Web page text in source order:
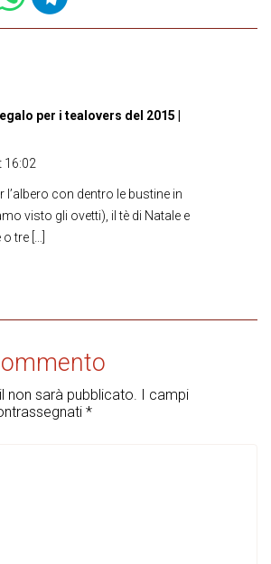
per i tealovers del 2015 |
16:02
l’albero con dentro le bustine in
visto gli ovetti), il tè di Natale e
tre […]
non sarà pubblicato. I campi
*